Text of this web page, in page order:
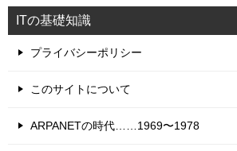
ITの基礎知識
プライバシーポリシー
このサイトについて
ARPANETの時代……1969〜1978